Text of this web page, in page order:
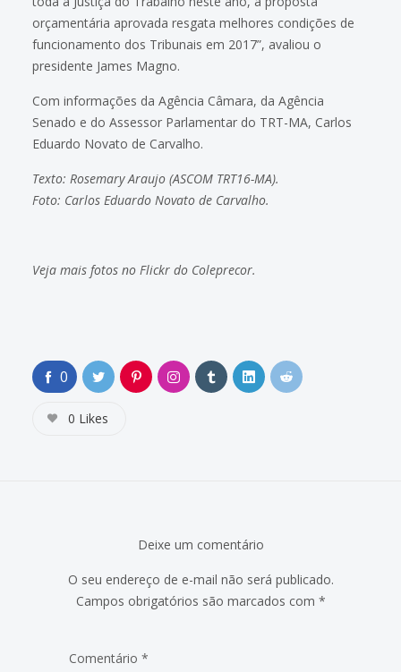
orçamentária aprovada resgata melhores condições de
funcionamento dos Tribunais em 2017”, avaliou o
presidente James Magno.
Com informações da Agência Câmara, da Agência
Senado e do Assessor Parlamentar do TRT-MA, Carlos
Eduardo Novato de Carvalho.
Texto: Rosemary Araujo (ASCOM TRT16-MA).
Foto: Carlos Eduardo Novato de Carvalho.
Veja mais fotos no Flickr do Coleprecor.
0
0 Likes
Deixe um comentário
O seu endereço de e-mail não será publicado.
Campos obrigatórios são marcados com *
Comentário *